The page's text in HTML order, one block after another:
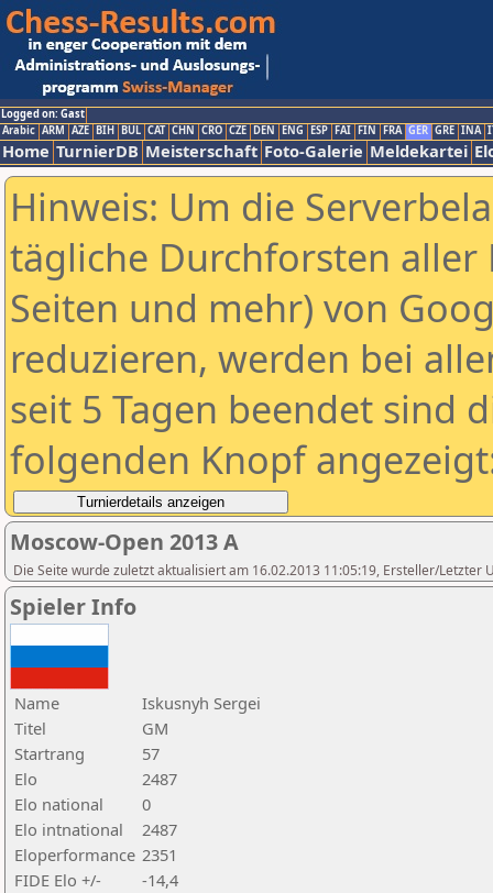
Logged on: Gast
Arabic ARM AZE BIH BUL CAT CHN CRO CZE DEN ENG ESP FAI FIN FRA GER GRE INA
Home TurnierDB Meisterschaft Foto-Galerie Meldekartei
Hinweis: Um die
tägliche Durchforsten aller
Seiten und mehr) von
reduzieren, werden bei
seit 5 Tagen beendet sind
folgenden Knopf
Moscow-Open 2013 A
Die Seite wurde zuletzt aktualisiert am 16.02.2013 11:05:19, Ersteller/Letzter
Spieler Info
Name
Iskusnyh Sergei
Titel
GM
Startrang
57
Elo
2487
Elo national
0
Elo intnational
2487
Eloperformance 2351
FIDE Elo +/-
-14,4